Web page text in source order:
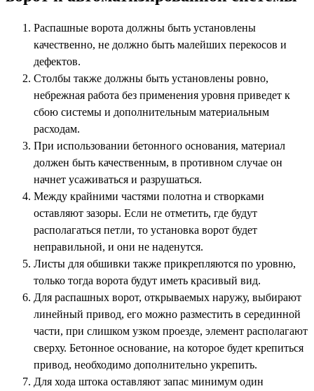
Распашные ворота должны быть установлены
качественно, не должно быть малейших перекосов и
дефектов.
Столбы также должны быть установлены ровно,
небрежная работа без применения уровня приведет к
сбою системы и дополнительным материальным
расходам.
При использовании бетонного основания, материал
должен быть качественным, в противном случае он
начнет усаживаться и разрушаться.
Между крайними частями полотна и створками
оставляют зазоры. Если не отметить, где будут
располагаться петли, то установка ворот будет
неправильной, и они не наденутся.
Листы для обшивки также прикрепляются по уровню,
только тогда ворота будут иметь красивый вид.
Для распашных ворот, открываемых наружу, выбирают
линейный привод, его можно разместить в серединной
части, при слишком узком проезде, элемент располагают
сверху. Бетонное основание, на которое будет крепиться
привод, необходимо дополнительно укрепить.
Для хода штока оставляют запас минимум один